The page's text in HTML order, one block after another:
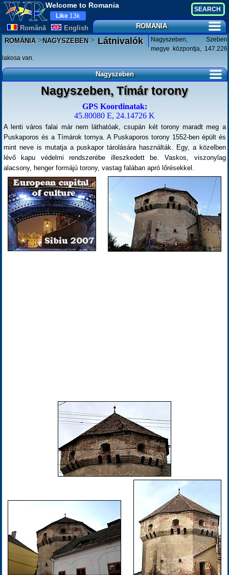
Welcome to Romania
Românã English
Like 13k
ROMANIA
ROMÁNIA>NAGYSZEBEN>Látnivalók
Nagyszeben, Szeben
megye központja, 147.226
lakosa van.
Nagyszeben
Nagyszeben, Tímár torony
GPS Koordinatak:
45.80080 E, 24.14726 K
A lenti város falai már nem láthatóak, csupán két torony maradt meg a
Puskaporos és a Tímárok tornya. A Puskaporos torony 1552-ben épült és
mint neve is mutatja a puskapor tárolására használták. Egy, a közelben
lévő kapu védelmi rendszerébe illeszkedett be. Vaskos, viszonylag
alacsony, henger formájú torony, vastag falában apró lőrésekkel.